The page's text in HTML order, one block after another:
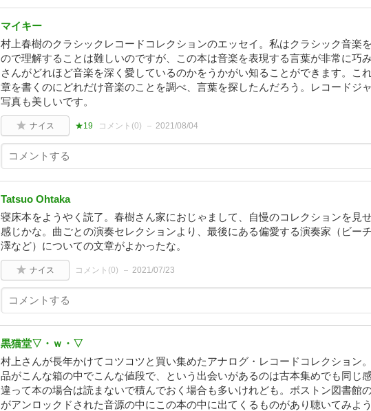
マイキー
村上春樹のクラシックレコードコレクションのエッセイ。私はクラシック音楽
ので理解することは難しいのですが、この本は音楽を表現する言葉が非常に巧
さんがどれほど音楽を深く愛しているのかをうかがい知ることができます。こ
章を書くのにどれだけ音楽のことを調べ、言葉を探したんだろう。レコードジ
写真も美しいです。
ナイス ★19 コメント(0) 2021/08/04
Tatsuo Ohtaka
寝床本をようやく読了。春樹さん家におじゃまして、自慢のコレクションを見
感じかな。曲ごとの演奏セレクションより、最後にある偏愛する演奏家（ビー
澤など）についての文章がよかったな。
ナイス コメント(0) 2021/07/23
黒猫堂▽・ｗ・▽
村上さんが長年かけてコツコツと買い集めたアナログ・レコードコレクション
品がこんな箱の中でこんな値段で、という出会いがあるのは古本集めでも同じ
違って本の場合は読まないで積んでおく場合も多いけれども。ボストン図書館
がアンロックドされた音源の中にこの本の中に出てくるものがあり聴いてみよ